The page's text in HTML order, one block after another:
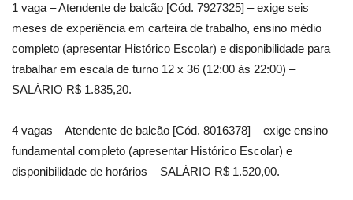
1 vaga – Atendente de balcão [Cód. 7927325] – exige seis
meses de experiência em carteira de trabalho, ensino médio
completo (apresentar Histórico Escolar) e disponibilidade para
trabalhar em escala de turno 12 x 36 (12:00 às 22:00) –
SALÁRIO R$ 1.835,20.
4 vagas – Atendente de balcão [Cód. 8016378] – exige ensino
fundamental completo (apresentar Histórico Escolar) e
disponibilidade de horários – SALÁRIO R$ 1.520,00.